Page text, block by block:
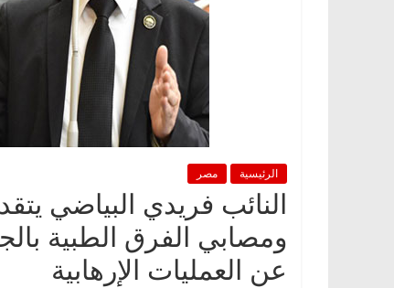
الرئيسية مصر
النائب فريدي البياضي
ومصابي الفرق الطبية
عن العمليات الإرهابية